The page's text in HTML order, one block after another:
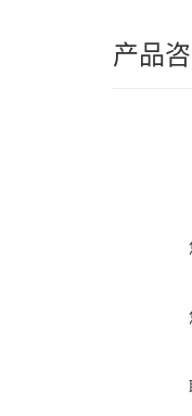
产品